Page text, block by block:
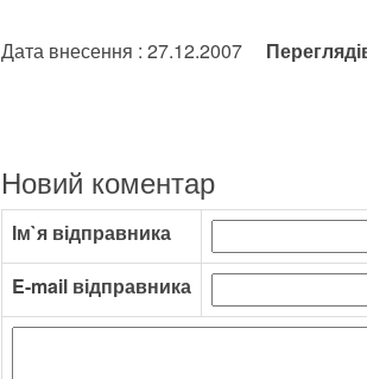
Дата внесення : 27.12.2007
Новий коментар
Ім`я відправника
E-mail відправника